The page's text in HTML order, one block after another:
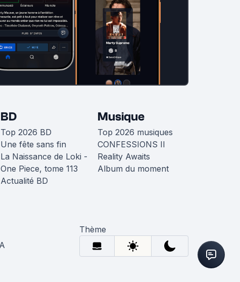
BD
Top 2026 BD
Une fête sans fin
La Naissance de Loki -
One Piece, tome 113
Actualité BD
Musique
Top 2026 musiques
CONFESSIONS II
Reality Awaits
Album du moment
Thème